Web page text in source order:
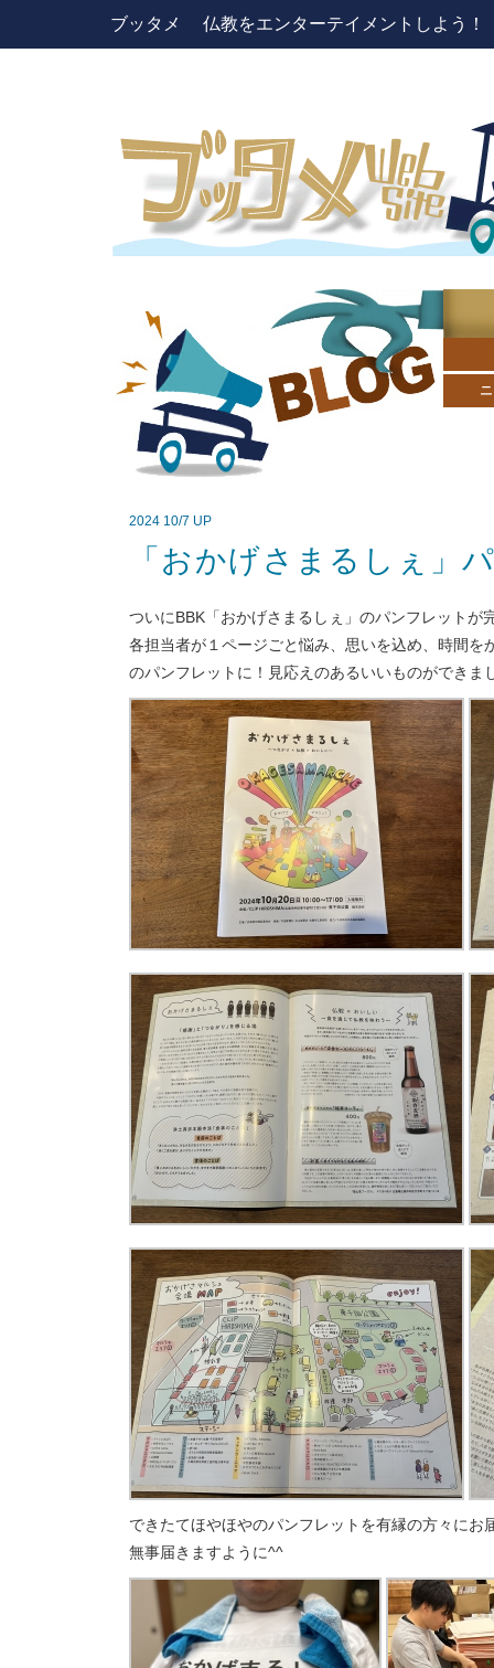
ブッタメ 仏教をエンターテイメントしよう
2024 10/7 UP
「おかげさまるしぇ」
ついにBBK「おかげさまるしぇ」のパンフレットが
各担当者が１ページごと悩み、思いを込め、時間を
のパンフレットに！見応えのあるいいものができま
できたてほやほやのパンフレットを有縁の方々に
無事届きますように^^